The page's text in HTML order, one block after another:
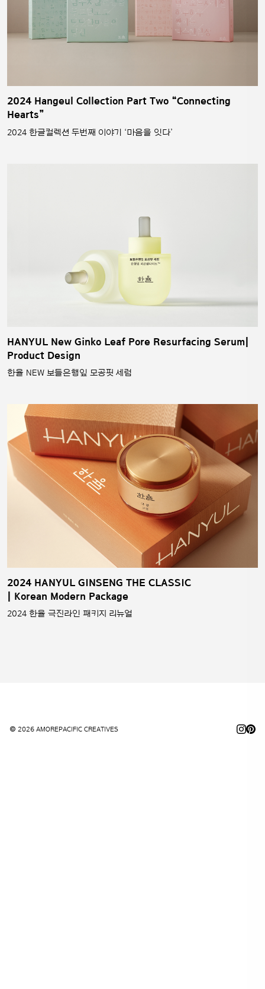
2024 Hangeul Collection Part Two “Connecting
Hearts”
2024 한글컬렉션 두번째 이야기 ‘마음을 잇다’
HANYUL New Ginko Leaf Pore Resurfacing Serum|
Product Design
한율 NEW 보들은행잎 모공핏 세럼
2024 HANYUL GINSENG THE CLASSIC
| Korean Modern Package
2024 한율 극진라인 패키지 리뉴얼
© 2026 AMOREPACIFIC CREATIVES